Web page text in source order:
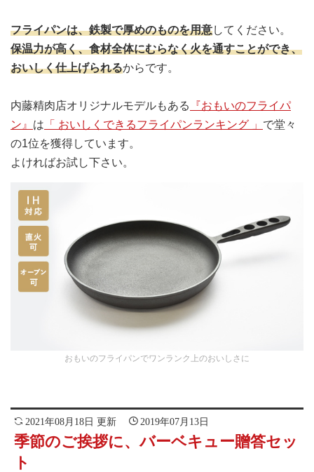
フライパンは、鉄製で厚めのものを用意してください。
保温力が高く、食材全体にむらなく火を通すことができ、
おいしく仕上げられるからです。
内藤精肉店オリジナルモデルもある
『おもいのフライパ
ン』 は 「 おいしくできるフライパンランキング 」 で堂々
の1位を獲得しています。
よければお試し下さい。
おもいのフライパンでワンランク上のおいしさに
2021年08月18日 更新 2019年07月13日
季節のご挨拶に、バーベキュー贈答セッ
ト